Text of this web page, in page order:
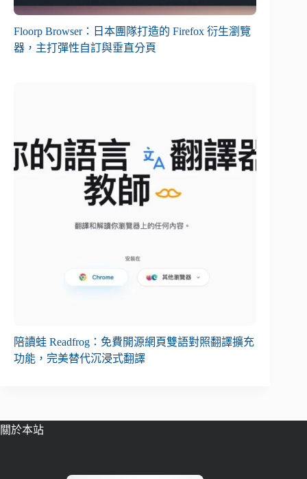
Floorp Browser：日本團隊打造的 Firefox 衍生瀏覽
器，主打彈性自訂與垂直分頁
陪讀蛙 Readfrog：免費開源網頁雙語對照翻譯擴充
功能，完美替代沉浸式翻譯
關於本站